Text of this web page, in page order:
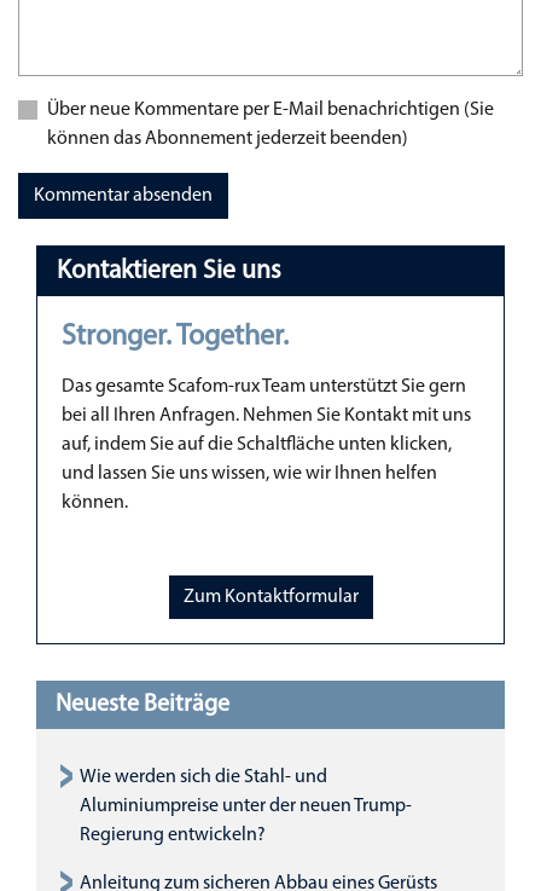
Über neue Kommentare per E-Mail benachrichtigen (Sie
können das Abonnement jederzeit beenden)
Kommentar absenden
Kontaktieren Sie uns
Stronger. Together.
Das gesamte Scafom-rux Team unterstützt Sie gern
bei all Ihren Anfragen. Nehmen Sie Kontakt mit uns
auf, indem Sie auf die Schaltfläche unten klicken,
und lassen Sie uns wissen, wie wir Ihnen helfen
können.
Zum Kontaktformular
Neueste Beiträge
Wie werden sich die Stahl- und
Aluminiumpreise unter der neuen Trump-
Regierung entwickeln?
Anleitung zum sicheren Abbau eines Gerüsts